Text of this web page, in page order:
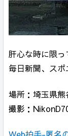
肝心な時に限っ
毎日新聞、スポ
場所：埼玉県熊
撮影：